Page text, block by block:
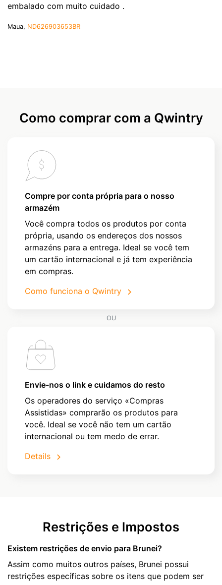
embalado com muito cuidado .
Maua, ND626903653BR
Como comprar com a Qwintry
Compre por conta própria para o nosso
armazém
Você compra todos os produtos por conta
própria, usando os endereços dos nossos
armazéns para a entrega. Ideal se você tem
um cartão internacional e já tem experiência
em compras.
Como funciona o Qwintry
OU
Envie-nos o link e cuidamos do resto
Os operadores do serviço «Compras
Assistidas» comprarão os produtos para
você. Ideal se você não tem um cartão
internacional ou tem medo de errar.
Details
Restrições e Impostos
Existem restrições de envio para Brunei?
Assim como muitos outros países, Brunei possui
restrições específicas sobre os itens que podem ser